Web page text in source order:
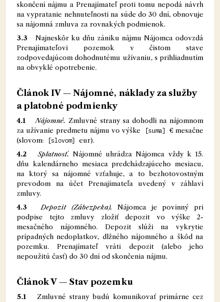
skončení nájmu a Prenajímateľ proti tomu nepodá návrh
na vypratanie nehnuteľnosti na súde do 30 dní, obnovuje
sa nájomná zmluva za rovnakých podmienok.
3.3
Najneskôr ku dňu zániku nájmu Nájomca odovzdá
Prenajímateľovi pozemok v čistom stave
zodpovedajúcom dohodnutému užívaniu, s prihliadnutím
na obvyklé opotrebenie.
Článok IV — Nájomné, náklady za služby
a platobné podmienky
4.1 Nájomné. Zmluvné strany sa dohodli na nájomnom
za užívanie predmetu nájmu vo výške
[suma]
€ mesačne
(slovom:
[slovom]
eur).
4.2
Splatnosť. Nájomné uhrádza Nájomca vždy k 15.
dňu kalendárneho mesiaca predchádzajúceho mesiacu,
na ktorý sa nájomné vzťahuje, a to bezhotovostným
prevodom na účet Prenajímateľa uvedený v záhlaví
zmluvy.
4.3
Depozit (Zábezpeka).
Nájomca je povinný pri
podpise tejto zmluvy zložiť depozit vo výške 2-
mesačného nájomného. Depozit slúži na vykrytie
prípadných nedoplatkov, dlžného nájomného a škôd na
pozemku. Prenajímateľ vráti depozit (alebo jeho
nepoužitú časť) do 30 dní od skončenia nájmu.
Článok V — Stav pozemku
5.1
Zmluvné strany budú komunikovať primárne cez